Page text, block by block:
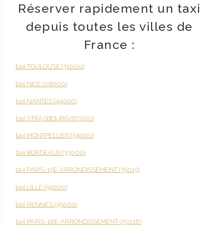
Réserver rapidement un taxi
depuis toutes les villes de
France :
taxi TOULOUSE (31000)
taxi NICE (06000)
taxi NANTES (44000)
taxi STRASBOURG (67000)
taxi MONTPELLIER (34000)
taxi BORDEAUX (33000)
taxi PARIS-15E-ARRONDISSEMENT (75015)
taxi LILLE (59000)
taxi RENNES (35000)
taxi PARIS-18E-ARRONDISSEMENT (75018)